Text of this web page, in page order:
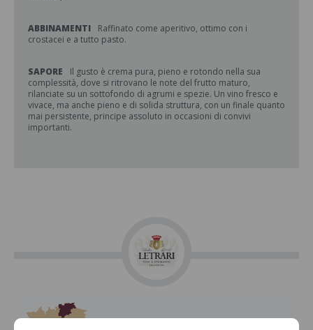
ABBINAMENTI
Raffinato come aperitivo, ottimo con i
crostacei e a tutto pasto.
SAPORE
Il gusto è crema pura, pieno e rotondo nella sua
complessità, dove si ritrovano le note del frutto maturo,
rilanciate su un sottofondo di agrumi e spezie. Un vino fresco e
vivace, ma anche pieno e di solida struttura, con un finale quanto
mai persistente, principe assoluto in occasioni di convivi
importanti.